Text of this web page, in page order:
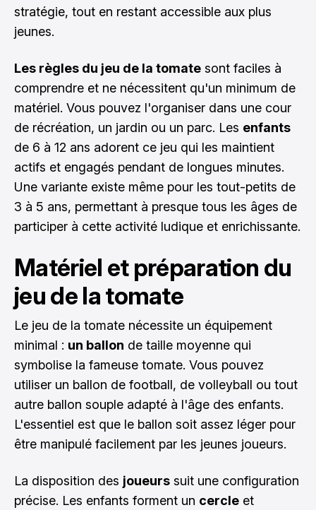
stratégie, tout en restant accessible aux plus
jeunes.
Les règles du jeu de la tomate sont faciles à
comprendre et ne nécessitent qu'un minimum de
matériel. Vous pouvez l'organiser dans une cour
de récréation, un jardin ou un parc. Les enfants
de 6 à 12 ans adorent ce jeu qui les maintient
actifs et engagés pendant de longues minutes.
Une variante existe même pour les tout-petits de
3 à 5 ans, permettant à presque tous les âges de
participer à cette activité ludique et enrichissante.
Matériel et préparation du
jeu de la tomate
Le jeu de la tomate nécessite un équipement
minimal : un ballon de taille moyenne qui
symbolise la fameuse tomate. Vous pouvez
utiliser un ballon de football, de volleyball ou tout
autre ballon souple adapté à l'âge des enfants.
L'essentiel est que le ballon soit assez léger pour
être manipulé facilement par les jeunes joueurs.
La disposition des joueurs suit une configuration
précise. Les enfants forment un cercle et